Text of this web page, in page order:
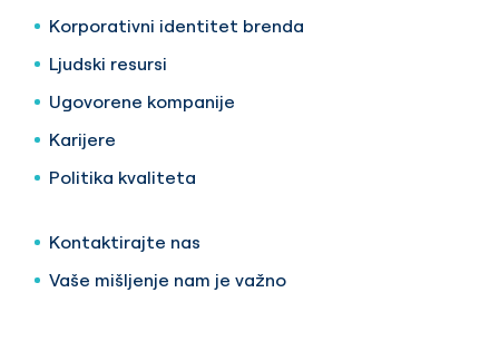
Korporativni identitet brenda
Ljudski resursi
Ugovorene kompanije
Karijere
Politika kvaliteta
Kontaktirajte nas
Vaše mišljenje nam je važno